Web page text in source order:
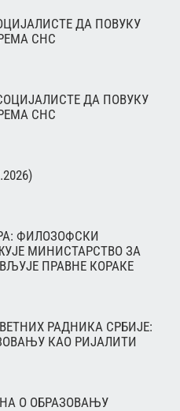
ДА ПОВУКУ
СНС
ДА ПОВУКУ
СНС
ФИЛОЗОФСКИ
МИНИСТАРСТВО ЗА
ПРАВНЕ КОРАКЕ
РАДНИКА СРБИЈЕ:
КАО РИЈАЛИТИ
О ОБРАЗОВАЊУ